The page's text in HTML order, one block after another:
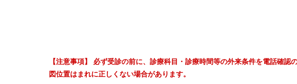
【注意事項】 必ず受診の前に、診療科目・診療時間等の外来条件を電話確
図位置はまれに正しくない場合があります。